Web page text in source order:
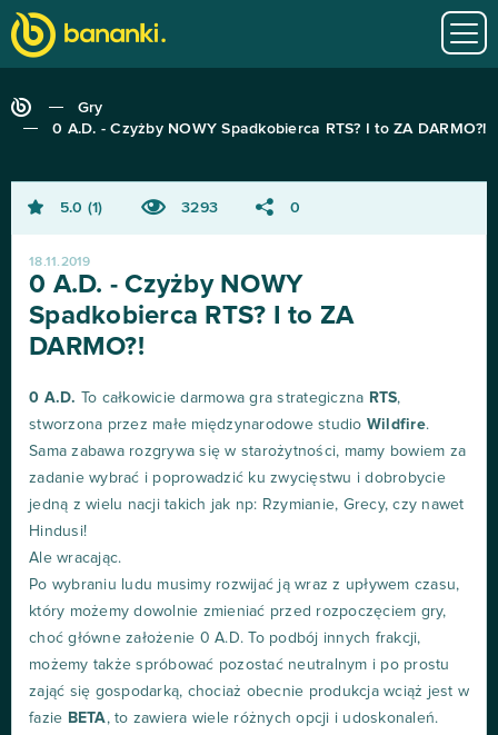
Gry
0 A.D. - Czyżby NOWY Spadkobierca RTS? I to ZA DARMO?!
5.0 1 3293 0
18.11.2019
0 A.D. - Czyżby NOWY
Spadkobierca RTS? I to ZA
DARMO?!
0 A.D. To całkowicie darmowa gra strategiczna RTS,
stworzona przez małe międzynarodowe studio Wildfire.
Sama zabawa rozgrywa się w starożytności, mamy bowiem za
zadanie wybrać i poprowadzić ku zwycięstwu i dobrobycie
jedną z wielu nacji takich jak np: Rzymianie, Grecy, czy nawet
Hindusi!
Ale wracając.
Po wybraniu ludu musimy rozwijać ją wraz z upływem czasu,
który możemy dowolnie zmieniać przed rozpoczęciem gry,
choć główne założenie 0 A.D. To podbój innych frakcji,
możemy także spróbować pozostać neutralnym i po prostu
zająć się gospodarką, chociaż obecnie produkcja wciąż jest w
fazie BETA , to zawiera wiele różnych opcji i udoskonaleń.